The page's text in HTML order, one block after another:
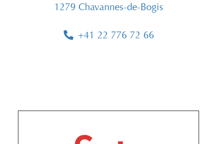
1279 Chavannes-de-Bogis
+41 22 776 72 66